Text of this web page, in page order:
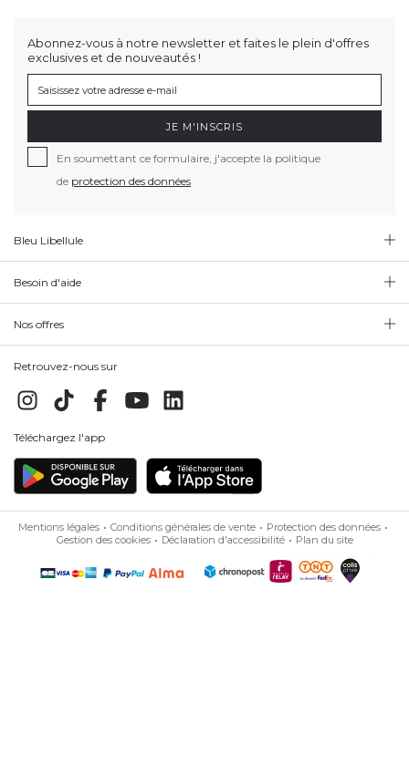
Abonnez-vous à notre newsletter et faites le plein d'offres
exclusives et de nouveautés !
JE M'INSCRIS
En soumettant ce formulaire, j'accepte la politique
de protection des données
Bleu Libellule
Besoin d'aide
Nos offres
Retrouvez-nous sur
Téléchargez l'app
Mentions légales Conditions générales de vente
Protection des données
Gestion des cookies
Déclaration d'accessibilité Plan du site